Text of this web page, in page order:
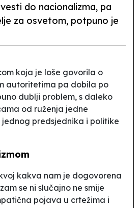
do nacionalizma, pa
za osvetom, potpuno je
koja je loše govorila o
autoritetima pa dobila po
dublji problem, s daleko
od ruženja jedne
predsjednika i politike
kakva nam je dogovorena
se ni slučajno ne smije
pojava u crtežima i